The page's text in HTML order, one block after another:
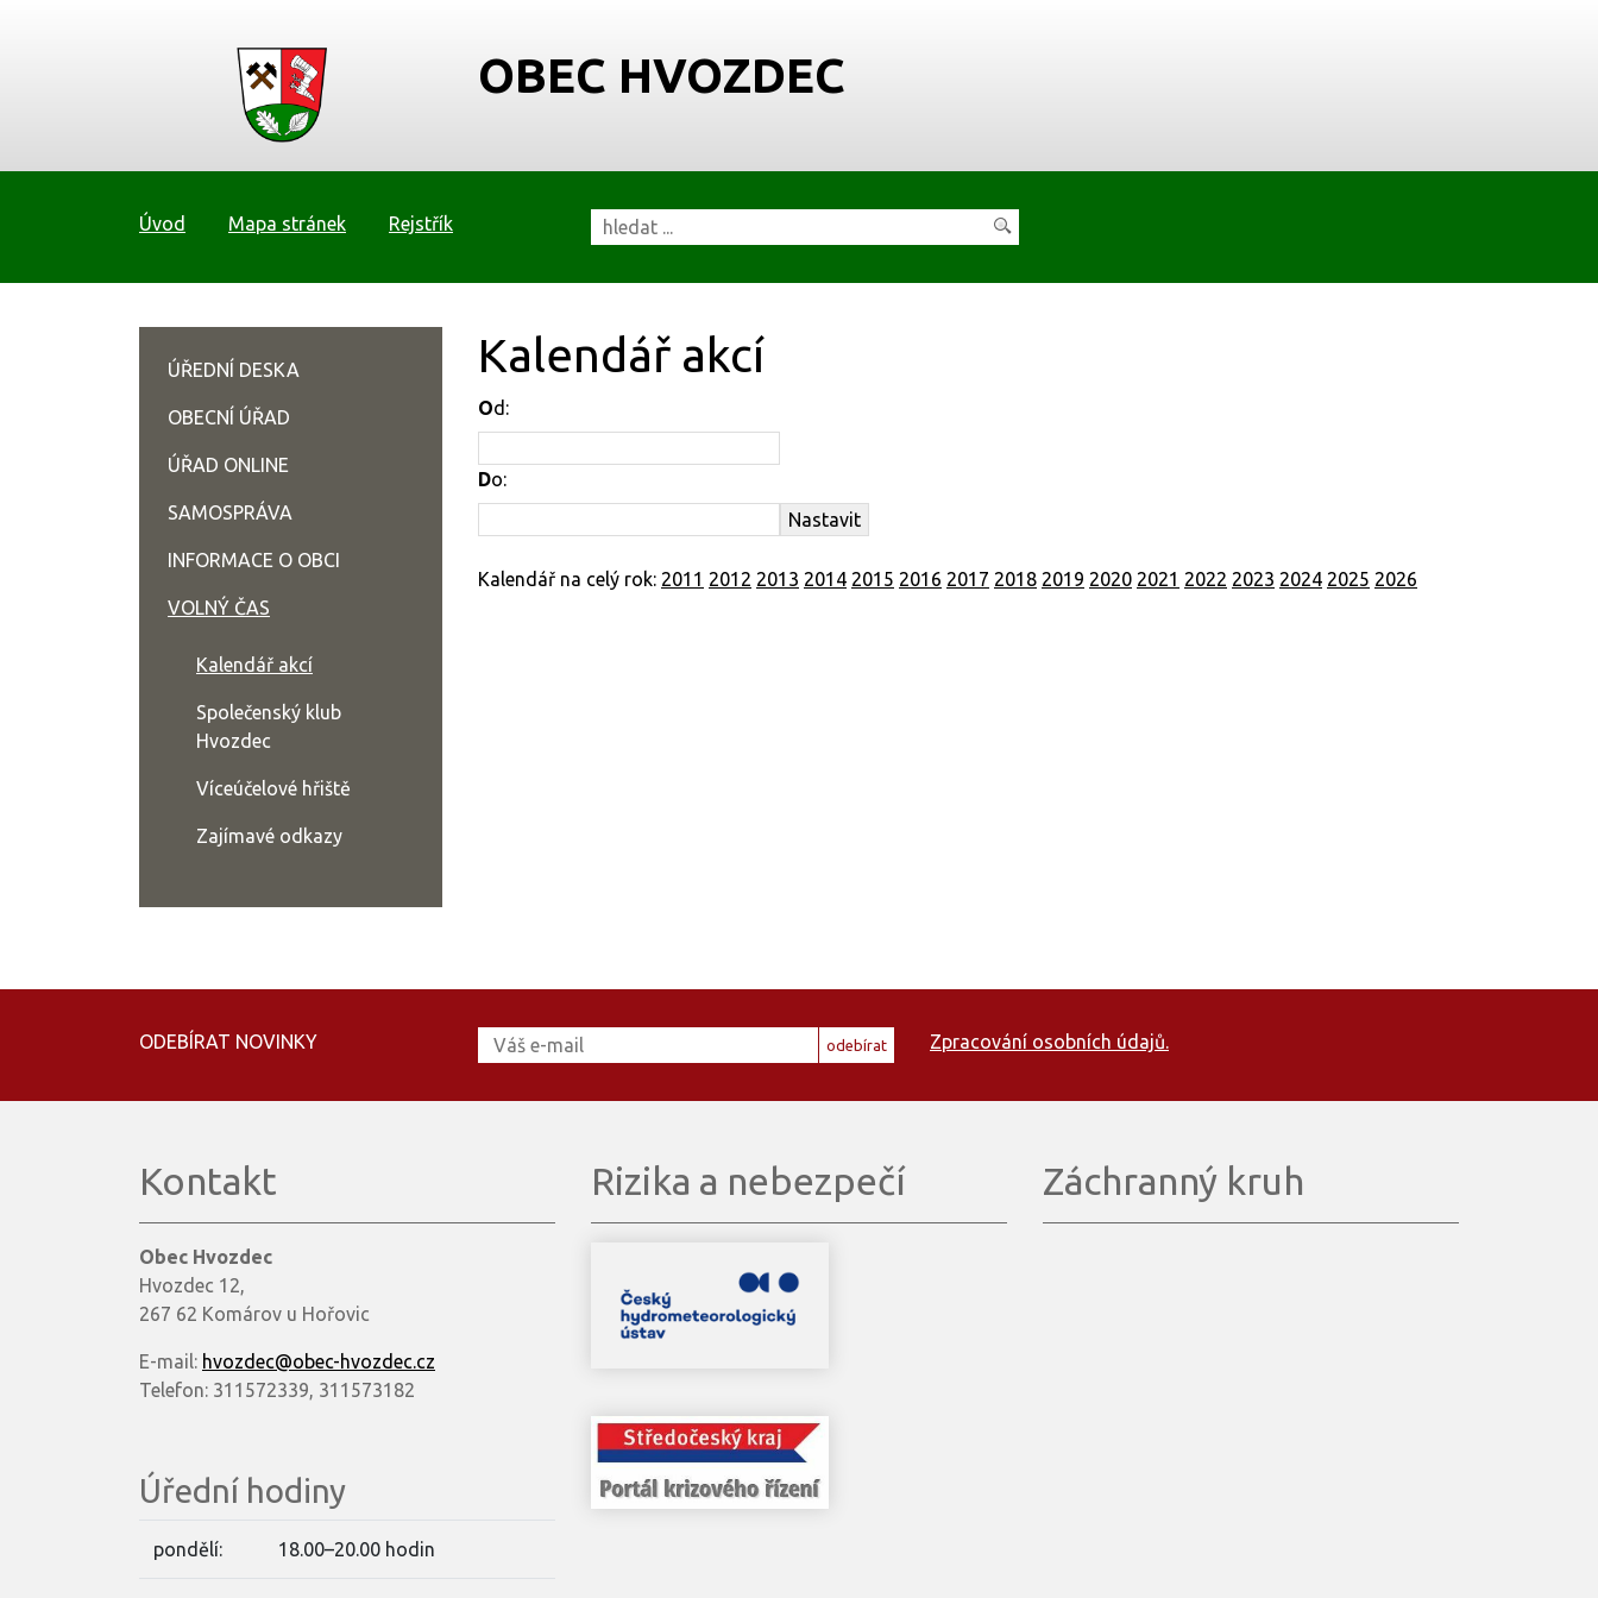
OBEC HVOZDEC
Úvod Mapa stránek Rejstřík
Kalendář akcí
Od:
Do:
Kalendář na celý rok: 2011 2012 2013 2014 2015 2016 2017 2018 2019 2020 2021 2022 2023 2024 2025 2026
ÚŘEDNÍ DESKA
OBECNÍ ÚŘAD
ÚŘAD ONLINE
SAMOSPRÁVA
INFORMACE O OBCI
VOLNÝ ČAS
Kalendář akcí
Společenský klub
Hvozdec
Víceúčelové hřiště
Zajímavé odkazy
ODEBÍRAT NOVINKY odebírat Zpracování osobních údajů.
Kontakt
Obec Hvozdec
Hvozdec 12,
267 62 Komárov u Hořovic
E-mail: hvozdec@obec-hvozdec.cz
Telefon: 311572339, 311573182
Úřední hodiny
pondělí: 18.00–20.00 hodin
Rizika a nebezpečí Záchranný kruh